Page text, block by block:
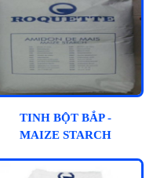
TINH BỘT BẮP -
MAIZE STARCH